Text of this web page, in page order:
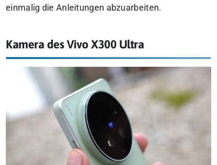
einmalig die Anleitungen abzuarbeiten.
Kamera des Vivo X300 Ultra